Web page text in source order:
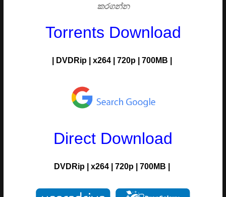
කරගන්න
Torrents Download
DVDRip x264 720p 700MB |
Direct Download
DVDRip x264 720p 700MB |